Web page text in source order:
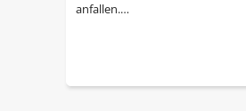
anfallen.…